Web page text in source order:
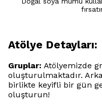
Atölye Detayları:
Gruplar: Atölyemizde
oluşturulmaktadır.
birlikte keyifli bir gün
oluşturun!